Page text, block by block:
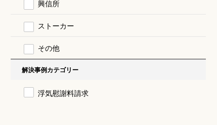
興信所
ストーカー
その他
解決事例カテゴリー
浮気慰謝料請求